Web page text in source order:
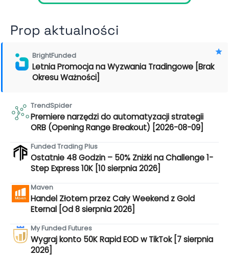
Prop aktualności
BrightFunded
Letnia Promocja na Wyzwania Tradingowe [Brak
Okresu Ważności]
TrendSpider
Premiere narzędzi do automatyzacji strategii
ORB (Opening Range Breakout) [2026-08-09]
Funded Trading Plus
Ostatnie 48 Godzin – 50% Zniżki na Challenge 1-
Step Express 10K [10 sierpnia 2026]
Maven
Handel Złotem przez Cały Weekend z Gold
Eternal [Od 8 sierpnia 2026]
My Funded Futures
Wygraj konto 50K Rapid EOD w TikTok [7 sierpnia
2026]